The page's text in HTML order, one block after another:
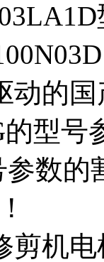
动的
的型号
参数
剪机电